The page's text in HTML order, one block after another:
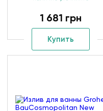
1 681 грн
Купить